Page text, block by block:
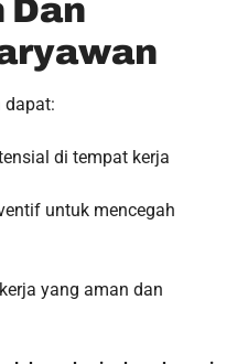
Dan
dapat:
di tempat kerja
untuk mencegah
yang aman dan